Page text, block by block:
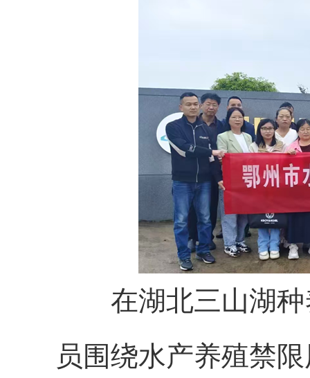
在湖北三山湖种
员围绕水产养殖禁